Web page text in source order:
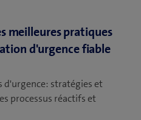
meilleures pratiques
d'urgence fiable
d'urgence: stratégies et
processus réactifs et